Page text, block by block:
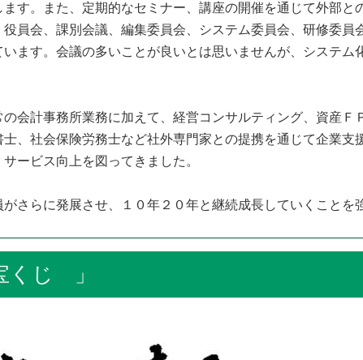
す。また、定期的なセミナー、講座の開催を通じて外部と
員会、課別会議、編集委員会、システム委員会、研修委員
ます。会議の多いことが良いとは思いませんが、システム
会計事務所業務に加えて、経営コンサルティング、資産Ｆ
、社会保険労務士など社外専門家との提携を通じて企業支
ービス向上を図ってきました。
さらに発展させ、１０年２０年と継続成長していくことを
じ 」